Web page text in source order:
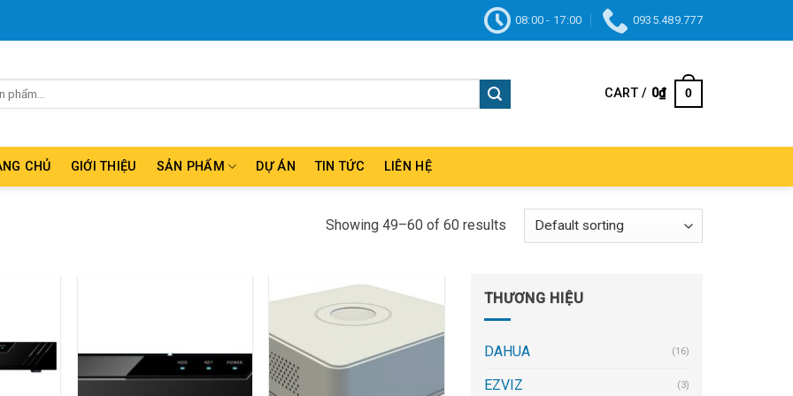
08:00 - 17:00 0935.489.777
CART / 0₫ 0
CHỦ GIỚI THIỆU SẢN PHẨM DỰ ÁN TIN TỨC LIÊN HỆ
Showing 49–60 of 60 results
THƯƠNG HIỆU
DAHUA (16)
EZVIZ (3)